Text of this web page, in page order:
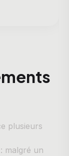
plusieurs
: malgré un